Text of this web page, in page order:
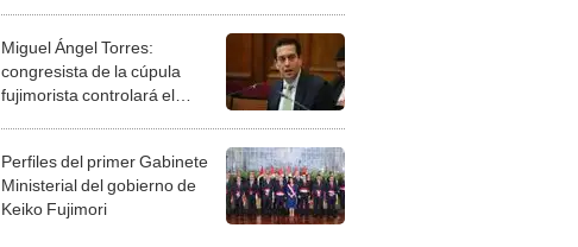
Miguel Ángel Torres:
congresista de la cúpula
fujimorista controlará el
Perfiles del primer Gabinete
Ministerial del gobierno de
Keiko Fujimori